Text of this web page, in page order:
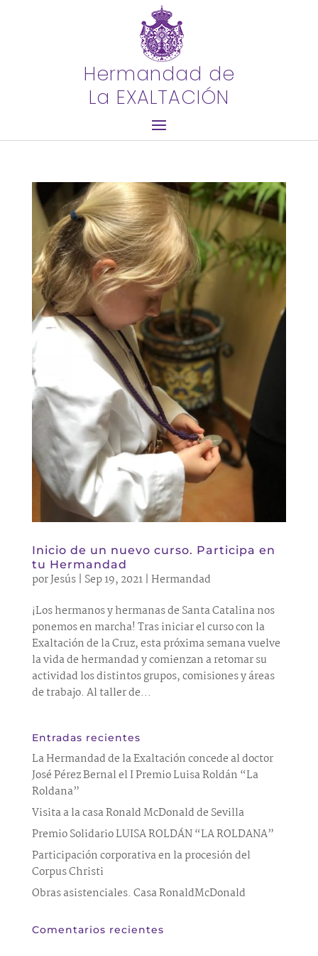
Hermandad de
La EXALTACIÓN
Inicio de un nuevo curso. Participa en
tu Hermandad
porJesús| Sep 19, 2021| Hermandad
¡Los hermanos y hermanas de Santa Catalina nos
ponemos en marcha! Tras iniciar el curso con la
Exaltación de la Cruz, esta próxima semana vuelve
la vida de hermandad y comienzan a retomar su
actividad los distintos grupos, comisiones y áreas
de trabajo. Al taller de...
Entradas recientes
La Hermandad de la Exaltación concede al doctor
José Pérez Bernal el I Premio Luisa Roldán “La
Roldana”
Visita a la casa Ronald McDonald de Sevilla
Premio Solidario LUISA ROLDÁN “LA ROLDANA”
Participación corporativa en la procesión del
Corpus Christi
Obras asistenciales. Casa RonaldMcDonald
Comentarios recientes